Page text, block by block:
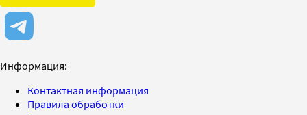
Информация:
Контактная информация
Правила обработки